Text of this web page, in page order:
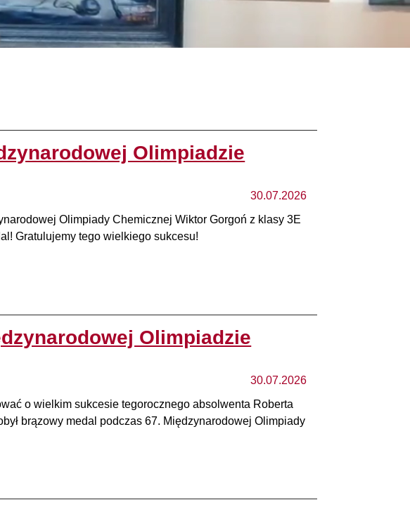
Olimpiadzie
30.07.2026
Olimpiady Chemicznej Wiktor Gorgoń z klasy 3E
Gratulujemy tego wielkiego sukcesu!
Olimpiadzie
30.07.2026
o wielkim sukcesie tegorocznego absolwenta Roberta
brązowy medal podczas 67. Międzynarodowej Olimpiady